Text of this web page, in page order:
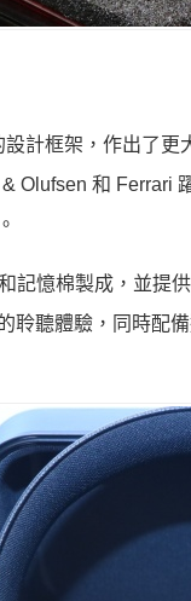
計框架，作出了
Olufsen 和 Ferrari
記憶棉製成，並提
聆聽體驗，同時配